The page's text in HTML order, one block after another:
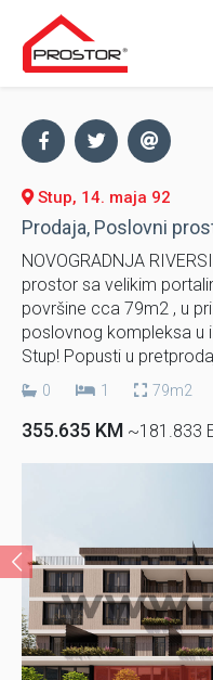
Stup, 14. maja 92
Prodaja, Poslovni
NOVOGRADNJA
prostor sa velikim
površine cca 79m2 , u
poslovnog kompleksa u
Stup! Popusti u
0 1 79m2
355.635 KM ~181.833